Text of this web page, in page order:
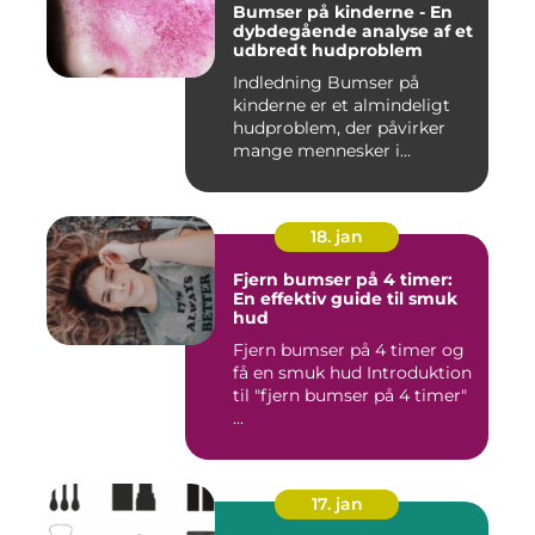
Bumser på kinderne - En
dybdegående analyse af et
udbredt hudproblem
Indledning Bumser på
kinderne er et almindeligt
hudproblem, der påvirker
mange mennesker i
18. jan
Fjern bumser på 4 timer:
En effektiv guide til smuk
hud
Fjern bumser på 4 timer og
få en smuk hud Introduktion
til "fjern bumser på 4 timer"
...
17. jan